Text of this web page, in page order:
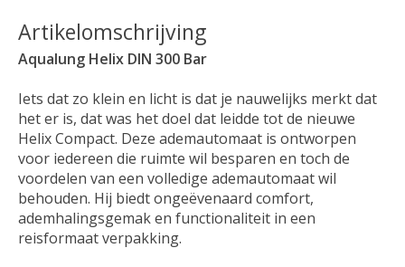
Artikelomschrijving
Aqualung Helix DIN 300 Bar
Iets dat zo klein en licht is dat je nauwelijks merkt dat
het er is, dat was het doel dat leidde tot de nieuwe
Helix Compact. Deze ademautomaat is ontworpen
voor iedereen die ruimte wil besparen en toch de
voordelen van een volledige ademautomaat wil
behouden. Hij biedt ongeëvenaard comfort,
ademhalingsgemak en functionaliteit in een
reisformaat verpakking.